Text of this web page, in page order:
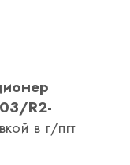
R2-
в г/пгт